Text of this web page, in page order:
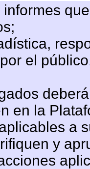
informes
el
en la
a
y